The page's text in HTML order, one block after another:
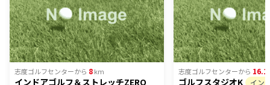
志度ゴルフセンターから 8km
インドアゴルフ＆ストレッチZERO
志度ゴルフセンターから
ゴルフスタジオK
イン